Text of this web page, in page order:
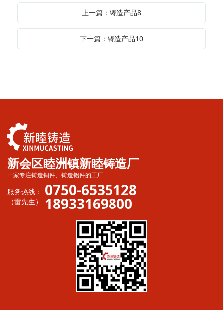
上一篇：铸造产品8
下一篇：铸造产品10
新会区睦洲镇新睦铸造厂
一家专注铸造铜件、铸造铝件的工厂
服务热线：
（雷先生）
0750-6535128
18933169800